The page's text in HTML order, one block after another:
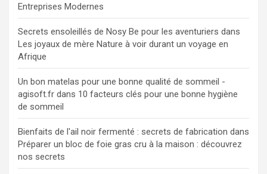
Entreprises Modernes
Secrets ensoleillés de Nosy Be pour les aventuriers dans
Les joyaux de mère Nature à voir durant un voyage en
Afrique
Un bon matelas pour une bonne qualité de sommeil -
agisoft.fr dans 10 facteurs clés pour une bonne hygiène
de sommeil
Bienfaits de l'ail noir fermenté : secrets de fabrication dans
Préparer un bloc de foie gras cru à la maison : découvrez
nos secrets